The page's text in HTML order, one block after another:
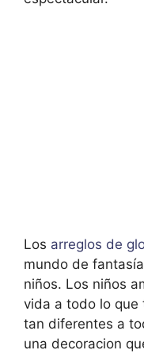
Los arreglos de
mundo de
niños. Los niños
vida a todo lo que
tan diferentes a
una decoracion